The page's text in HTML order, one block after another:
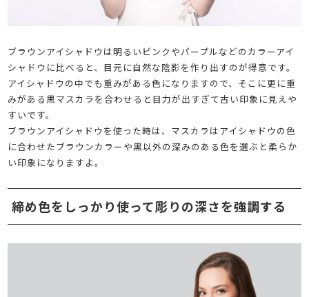
ブラウンアイシャドウは明るいピンクやパープルなどのカラーアイ
シャドウに比べると、目元に自然な陰影を作り出すのが得意です。
アイシャドウの中でも重みがある色になりますので、そこに更に重
みがある黒マスカラを合わせると目力が出すぎて古い印象に見えや
すいです。
ブラウンアイシャドウを使った時は、マスカラはアイシャドウの色
に合わせたブラウンカラーや黒以外の深みのある色を選ぶと柔らか
い印象になりますよ。
締め色をしっかり使って彫りの深さを強調する